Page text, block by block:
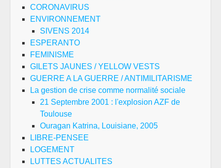
CORONAVIRUS
ENVIRONNEMENT
SIVENS 2014
ESPERANTO
FEMINISME
GILETS JAUNES / YELLOW VESTS
GUERRE A LA GUERRE / ANTIMILITARISME
La gestion de crise comme normalité sociale
21 Septembre 2001 : l'explosion AZF de
Toulouse
Ouragan Katrina, Louisiane, 2005
LIBRE-PENSEE
LOGEMENT
LUTTES ACTUALITES